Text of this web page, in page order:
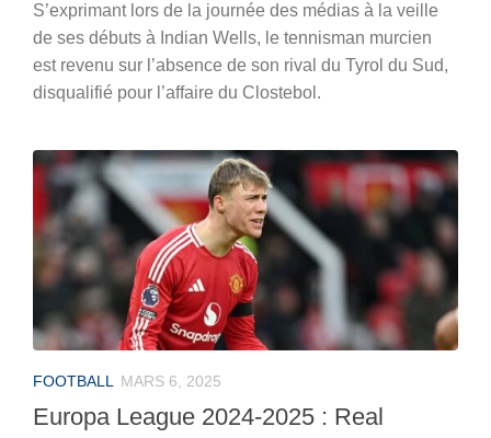
S’exprimant lors de la journée des médias à la veille
de ses débuts à Indian Wells, le tennisman murcien
est revenu sur l’absence de son rival du Tyrol du Sud,
disqualifié pour l’affaire du Clostebol.
FOOTBALL MARS 6, 2025
Europa League 2024-2025 : Real